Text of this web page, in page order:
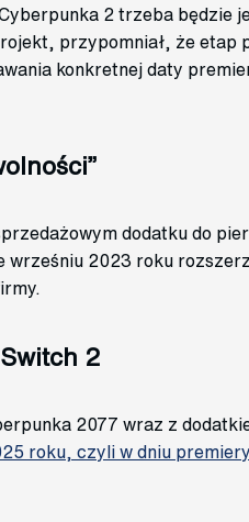
2 trzeba będzie
przypomniał, że etap
konkretnej daty
dodatku do
wrześniu 2023 roku
2
2077 wraz z
roku, czyli w dniu